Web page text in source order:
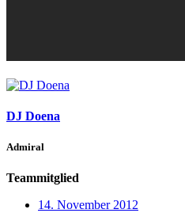
DJ Doena
Admiral
Teammitglied
14. November 2012